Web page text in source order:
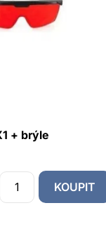
+ brýle
KOUPIT